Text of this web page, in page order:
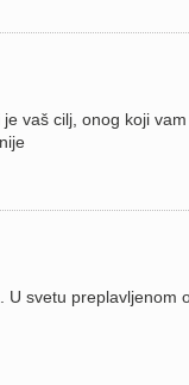
vaš cilj, onog koji
svetu preplavljenom